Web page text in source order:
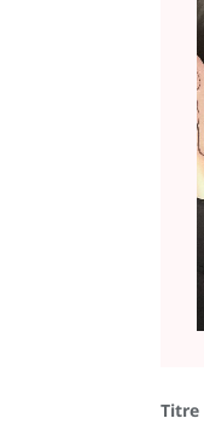
Titre